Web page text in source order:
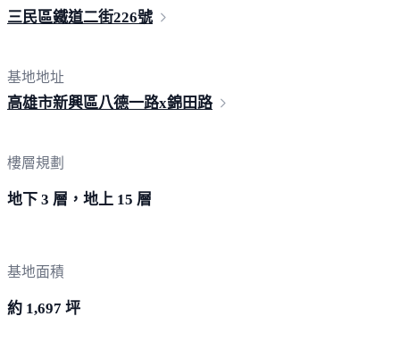
三民區鐵道二街226號
基地地址
高雄市新興區八德一路x錦田路
樓層規劃
地下 3 層，地上 15 層
基地面積
約 1,697 坪